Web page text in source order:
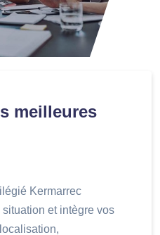
meilleures
Kermarrec
et intègre vos